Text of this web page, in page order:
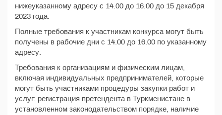
нижеуказанному адресу с 14.00 до 16.00 до 15 декабря
2023 года.
Полные требования к участникам конкурса могут быть
получены в рабочие дни с 14.00 до 16.00 по указанному
адресу.
Требования к организациям и физическим лицам,
включая индивидуальных предпринимателей, которые
могут быть участниками процедуры закупки работ и
услуг: регистрация претендента в Туркменистане в
установленном законодательством порядке, наличие